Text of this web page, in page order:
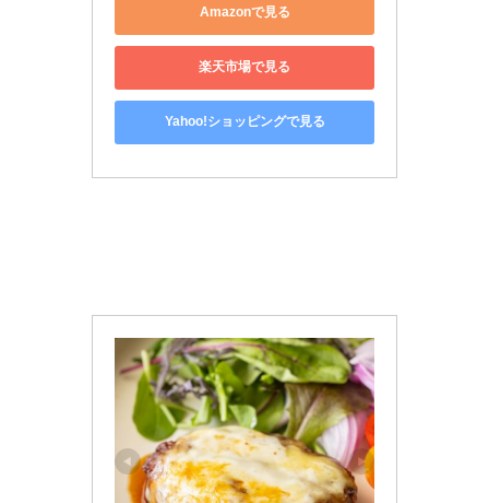
Amazonで見る
楽天市場で見る
Yahoo!ショッピングで見る